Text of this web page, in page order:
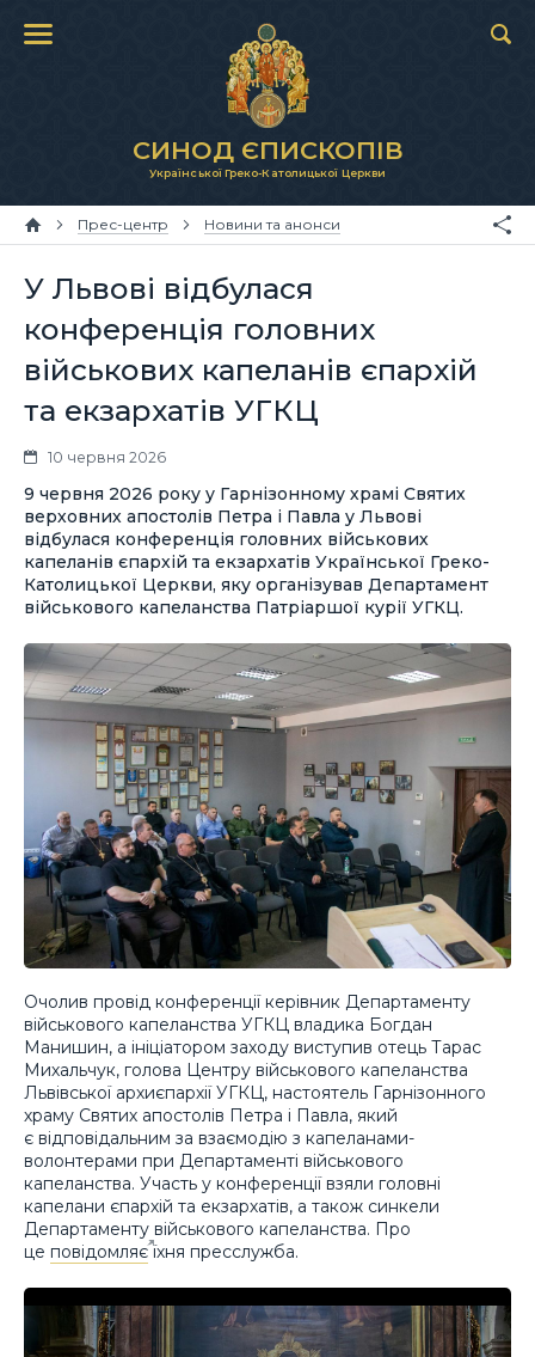
СИНОД ЄПИСКОПІВ
Української Греко-Католицької Церкви
Прес-центр Новини та анонси
У Львові відбулася
конференція головних
військових капеланів єпархій
та екзархатів УГКЦ
10 червня 2026
9 червня 2026 року у Гарнізонному храмі Святих
верховних апостолів Петра і Павла у Львові
відбулася конференція головних військових
капеланів єпархій та екзархатів Української Греко-
Католицької Церкви, яку організував Департамент
військового капеланства Патріаршої курії УГКЦ.
Очолив провід конференції керівник Департаменту
військового капеланства УГКЦ владика Богдан
Манишин, а ініціатором заходу виступив отець Тарас
Михальчук, голова Центру військового капеланства
Львівської архиєпархії УГКЦ, настоятель Гарнізонного
храму Святих апостолів Петра і Павла, який
є відповідальним за взаємодію з капеланами-
волонтерами при Департаменті військового
капеланства. Участь у конференції взяли головні
капелани єпархій та екзархатів, а також синкели
Департаменту військового капеланства. Про
це повідомляєїхня пресслужба.